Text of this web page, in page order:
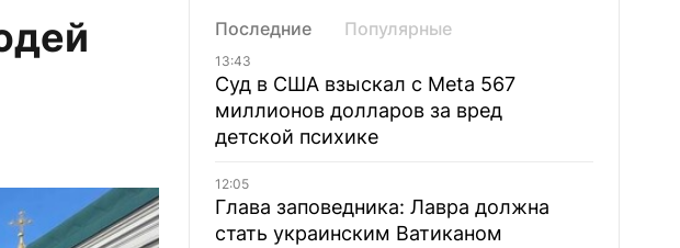
Последние Популярные
13:43
Суд в США взыскал с Meta 567
миллионов долларов за вред
детской психике
12:05
Глава заповедника: Лавра должна
стать украинским Ватиканом